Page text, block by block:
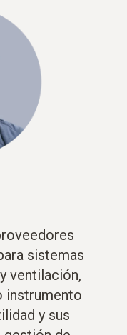
sistemas
ventilación,
instrumento
y sus